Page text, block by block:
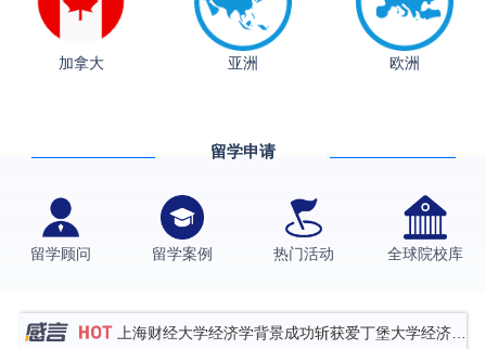
加拿大 亚洲 欧洲
留学申请
留学顾问 留学案例 热门活动 全球院校库
格拉斯哥大学国际商务硕士录取案例
伯明翰大学数字媒体与创意产业硕士录取案例
Offer
上海财经大学经济学背景成功斩获爱丁堡大学经济学